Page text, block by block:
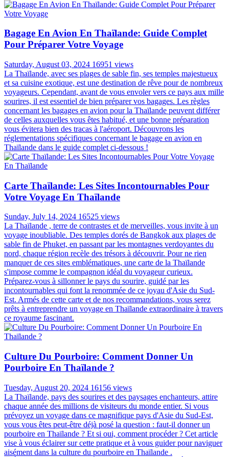
Bagage En Avion En Thaïlande: Guide Complet
Pour Préparer Votre Voyage
Saturday, August 03, 2024 16951 views
La Thaïlande, avec ses plages de sable fin, ses temples majestueux
et sa cuisine exotique, est une destination de rêve pour de nombreux
voyageurs. Cependant, avant de vous envoler vers ce pays aux mille
sourires, il est essentiel de bien préparer vos bagages. Les règles
concernant les bagages en avion pour la Thaïlande peuvent différer
de celles auxquelles vous êtes habitué, et une bonne préparation
vous évitera bien des tracas à l'aéroport. Découvrons les
réglementations spécifiques concernant le bagage en avion en
Thaïlande dans le guide complet ci-dessous !
Carte Thaïlande: Les Sites Incontournables Pour
Votre Voyage En Thaïlande
Sunday, July 14, 2024 16525 views
La Thaïlande , terre de contrastes et de merveilles, vous invite à un
voyage inoubliable. Des temples dorés de Bangkok aux plages de
sable fin de Phuket, en passant par les montagnes verdoyantes du
nord, chaque région recèle des trésors à découvrir. Pour ne rien
manquer de ces sites emblématiques, une carte de la Thaïlande
s'impose comme le compagnon idéal du voyageur curieux.
Préparez-vous à sillonner le pays du sourire, guidé par les
incontournables qui font la renommée de ce joyau d'Asie du Sud-
Est. Armés de cette carte et de nos recommandations, vous serez
prêts à entreprendre un voyage en Thaïlande extraordinaire à travers
ce royaume fascinant.
Culture Du Pourboire: Comment Donner Un
Pourboire En Thaïlande ?
Tuesday, August 20, 2024 16156 views
La Thaïlande, pays des sourires et des paysages enchanteurs, attire
chaque année des millions de visiteurs du monde entier. Si vous
prévoyez un voyage dans ce magnifique pays d'Asie du Sud-Est,
vous vous êtes peut-être déjà posé la question : faut-il donner un
pourboire en Thaïlande ? Et si oui, comment procéder ? Cet article
vise à vous éclairer sur cette pratique et à vous guider pour naviguer
aisément dans la culture du pourboire en Thaïlande .